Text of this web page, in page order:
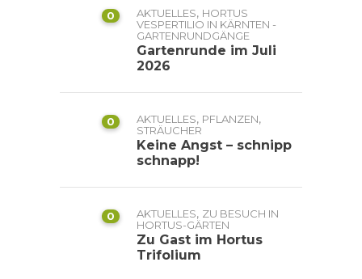
0 AKTUELLES, HORTUS
VESPERTILIO IN KÄRNTEN -
GARTENRUNDGÄNGE
Gartenrunde im Juli
2026
0 AKTUELLES, PFLANZEN,
STRÄUCHER
Keine Angst – schnipp
schnapp!
0 AKTUELLES, ZU BESUCH IN
HORTUS-GÄRTEN
Zu Gast im Hortus
Trifolium